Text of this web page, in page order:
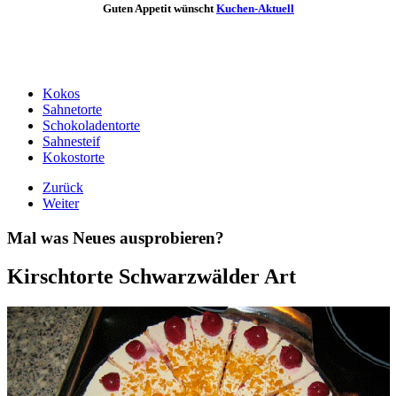
Guten Appetit wünscht Kuchen-Aktuell
Kokos
Sahnetorte
Schokoladentorte
Sahnesteif
Kokostorte
Zurück
Weiter
Mal was Neues ausprobieren?
Kirschtorte Schwarzwälder Art